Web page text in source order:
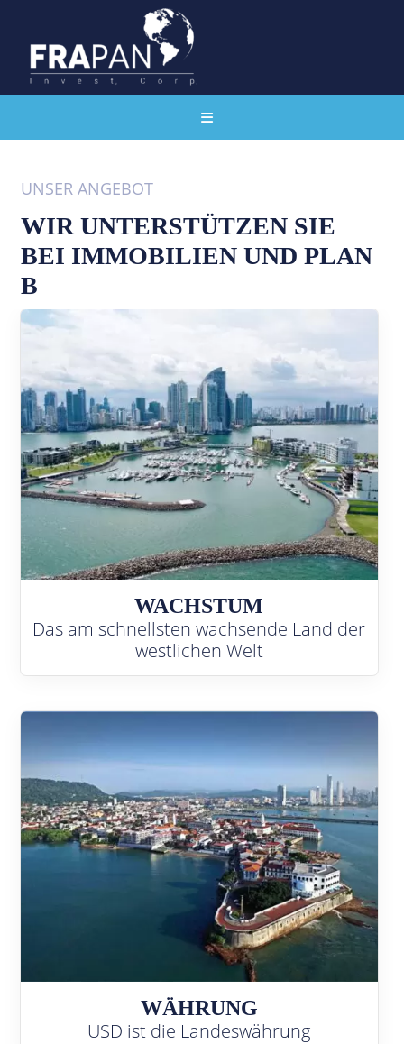
UNSER ANGEBOT
WIR UNTERSTÜTZEN SIE
BEI IMMOBILIEN UND PLAN
B
WACHSTUM
Das am schnellsten wachsende Land der
westlichen Welt
WÄHRUNG
USD ist die Landeswährung